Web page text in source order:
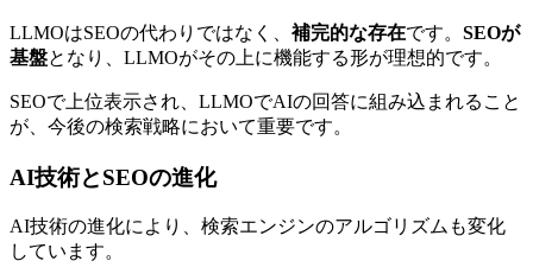
LLMOはSEOの代わりではなく、 補完的な存在です。 SEOが
基盤となり、LLMOがその上に機能する形が理想的です。
SEOで上位表示され、LLMOでAIの回答に組み込まれること
が、今後の検索戦略において重要です。
AI技術とSEOの進化
AI技術の進化により、検索エンジンのアルゴリズムも変化
しています。